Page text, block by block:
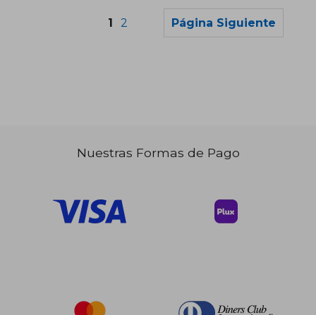
$ 489.64 45%
1 2 Página Siguiente
Nuestras Formas de Pago